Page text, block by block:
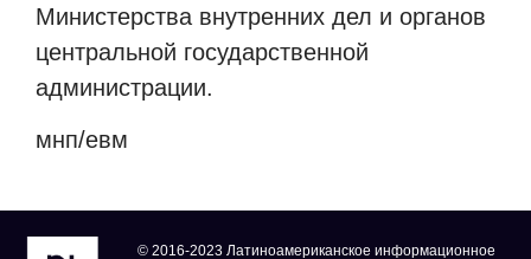
Министерства внутренних дел и органов
центральной государственной
администрации.
мнп/евм
© 2016-2023 Латиноамериканское информационное